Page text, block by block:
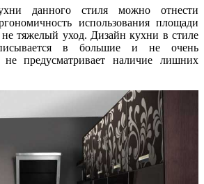
данного стиля можно отнести
использования площади
тяжелый уход. Дизайн кухни в стиле
в большие и не очень
предусматривает наличие лишних